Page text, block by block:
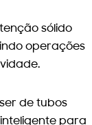
sólido
operações
de tubos
para